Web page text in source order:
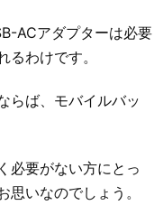
ACアダプターは必要
わけです。
らば、モバイルバッ
必要がない方にとっ
いなのでしょう。